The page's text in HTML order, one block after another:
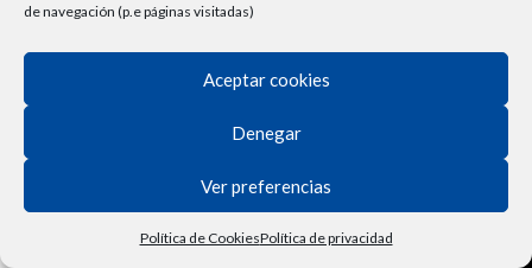
de navegación (p.e páginas visitadas)
Aceptar cookies
Denegar
Ver preferencias
Política de CookiesPolítica de privacidad
Mi cuentaVehículo